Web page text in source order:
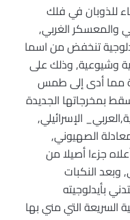
للذوبان في فلك
والمعسكر الغربي,
تنخفض من اسما
وشيوعية, وذلك على
مما أدى إلى طمس
بمخرجاتها الجديدة
الإسرائيلي,
الصهيوني,
جزءا أصيلا من
النكبات
بأيدلوجيته
السريعة التي مني بها